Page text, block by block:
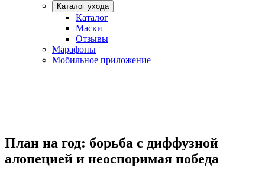
Каталог ухода
Каталог
Маски
Отзывы
Марафоны
Мобильное приложение
План на год: борьба с диффузной
алопецией и неоспоримая победа